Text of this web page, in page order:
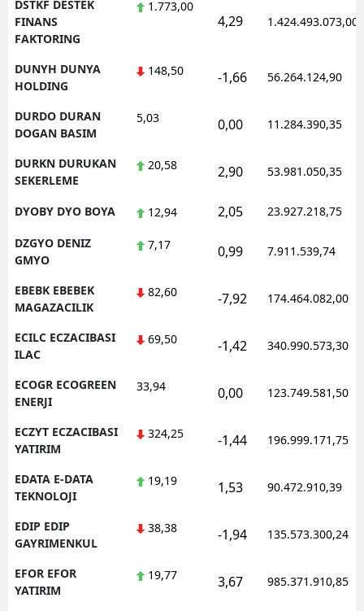
DSTKF DESTEK
FINANS
FAKTORING
1.773,00
4,29 1.424.493.073,00
DUNYH DUNYA
HOLDING
148,50 -1,66 56.264.124,90
DURDO DURAN
DOGAN BASIM
5,03 0,00 11.284.390,35
DURKN DURUKAN
SEKERLEME
20,58 2,90 53.981.050,35
DYOBY DYO BOYA 12,94 2,05 23.927.218,75
DZGYO DENIZ
GMYO
7,17 0,99 7.911.539,74
EBEBK EBEBEK
MAGAZACILIK
82,60 -7,92 174.464.082,00
ECILC ECZACIBASI
ILAC
69,50 -1,42 340.990.573,30
ECOGR ECOGREEN
ENERJI
33,94 0,00 123.749.581,50
ECZYT ECZACIBASI
YATIRIM
324,25 -1,44 196.999.171,75
EDATA E-DATA
TEKNOLOJI
19,19 1,53 90.472.910,39
EDIP EDIP
GAYRIMENKUL
38,38 -1,94 135.573.300,24
EFOR EFOR
YATIRIM
19,77 3,67 985.371.910,85